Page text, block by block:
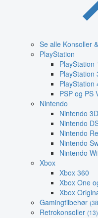
Se alle Konsoller
PlayStation
PlayStation
PlayStation
PlayStation
PSP og PS
Nintendo
Nintendo
Nintendo
Nintendo
Nintendo
Nintendo
Xbox
Xbox 360
Xbox One
Xbox
Gamingtilbehør
Retrokonsoller (13)